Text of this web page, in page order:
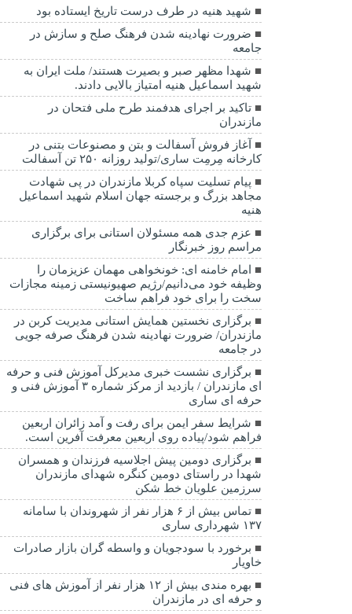
شهید هنیه در طرف درست تاریخ ایستاده بود
ضرورت نهادینه شدن فرهنگ صلح و سازش در
جامعه
شهدا مظهر صبر و بصیرت هستند/ ملت ایران به
شهید اسماعیل هنیه امتیاز بالایی دادند.
تاکید بر اجرای هدفمند طرح ملی فتحان در
مازندران
آغاز فروش آسفالت و بتن و مصنوعات بتنی در
کارخانه مِرمِت ساری/تولید روزانه ۲۵۰ تن آسفالت
پیام تسلیت سپاه کربلا مازندران در پی شهادت
مجاهد بزرگ و برجسته جهان اسلام شهید اسماعیل
هنیه
عزم جدی همه مسئولان استانی برای برگزاری
مراسم روز خبرنگار
امام خامنه ای: خونخواهی مهمان عزیزمان را
وظیفه خود می‌دانیم/رژیم صهیونیستی زمینه مجازات
سخت را برای خود فراهم ساخت
برگزاری نخستین همایش استانی مدیریت کربن در
مازندران/ ضرورت نهادینه شدن فرهنگ صرفه جویی
در جامعه
برگزاری نشست خبری مدیرکل آموزش فنی و حرفه
ای مازندران / بازدید از مرکز شماره ۳ آموزش فنی و
حرفه ای ساری
شرایط سفر ایمن برای رفت و آمد زائران اربعین
فراهم شود/پیاده روی اربعین معرفت آفرین است.
برگزاری دومین پیش اجلاسیه فرزندان و همسران
شهدا در راستای دومین کنگره شهدای مازندران
سرزمین علویان خط شکن
تماس بیش از ۶ هزار نفر از شهروندان با سامانه
۱۳۷ شهرداری ساری
برخورد با سودجویان و واسطه گران بازار صادرات
خاویار
بهره مندی بیش از ۱۲ هزار نفر از آموزش های فنی
و حرفه ای در مازندران